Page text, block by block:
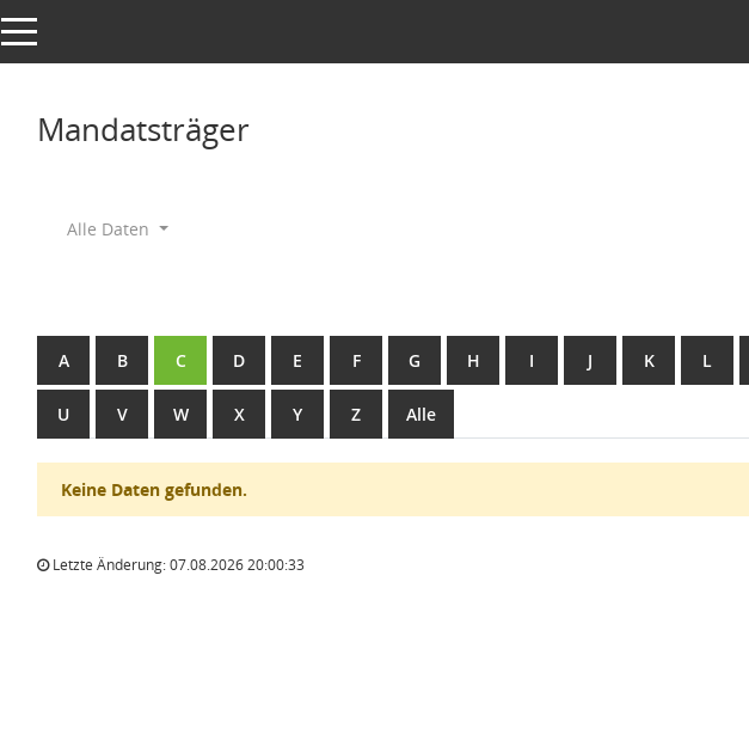
Toggle navigation
Mandatsträger
Alle Daten
A B C D E F G H I J K L
U V W X Y Z Alle
Keine Daten gefunden.
Letzte Änderung: 07.08.2026 20:00:33